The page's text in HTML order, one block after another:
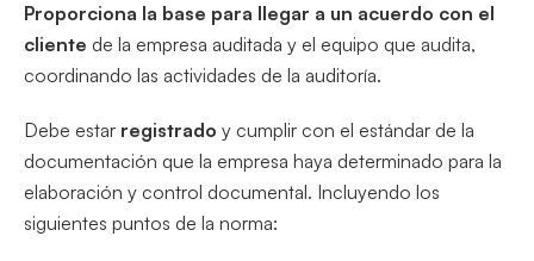
Proporciona la base para llegar a un acuerdo con el
cliente de la empresa auditada y el equipo que audita,
coordinando las actividades de la auditoría.
Debe estar registrado y cumplir con el estándar de la
documentación que la empresa haya determinado para la
elaboración y control documental. Incluyendo los
siguientes puntos de la norma: